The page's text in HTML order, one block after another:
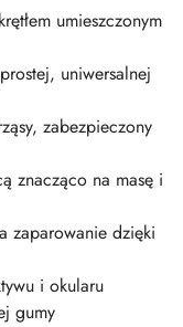
umieszczonym
uniwersalnej
zabezpieczony
znacząco na masę i
zaparowanie dzięki
i okularu
gumy